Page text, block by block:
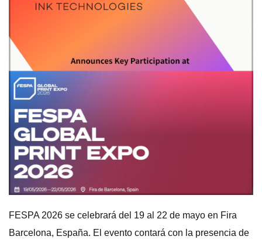
FESPA 2026 se celebrará del 19 al 22 de mayo en Fira
Barcelona, España. El evento contará con la presencia de